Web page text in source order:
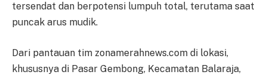
tersendat dan berpotensi lumpuh total, terutama saat
puncak arus mudik.
Dari pantauan tim zonamerahnews.com di lokasi,
khususnya di Pasar Gembong, Kecamatan Balaraja,